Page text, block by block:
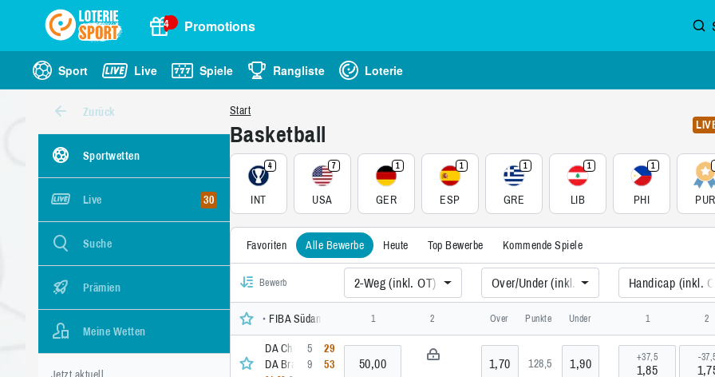
4 Promotions
Sport Live Spiele Rangliste Loterie
Zurück
Sportwetten
Live 30
Suche
Prämien
Meine Wetten
Start
Basketball
4
INT
7
USA
1
GER
1
ESP
1
GRE
1
LIB
1
PHI PUR
Favoriten Alle Bewerbe Heute Top Bewerbe Kommende Spiele
Bewerb 2-Weg (inkl. OT) Over/Under (inkl. OT) Handicap (inkl.
FIBA Südamerikameisterschaft, Damen, International
1 2 Over Punkte Under 1 2
DA Chile
DA Brasilien
5
9
29
53
50,00 1,70 128,5 1,90 +37,5
1,85
-